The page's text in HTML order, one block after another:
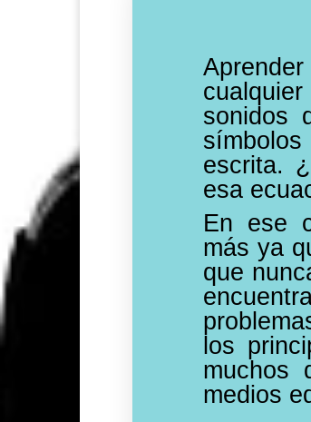
sonidos
escrita.
esa
En ese
más ya
que
los
muchos
medios